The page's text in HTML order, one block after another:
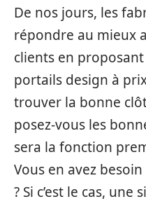
De nos jours, les
répondre au mieux
clients en
portails design à
trouver la bonne
posez-vous les
sera la fonction
Vous en avez
? Si c’est le cas,